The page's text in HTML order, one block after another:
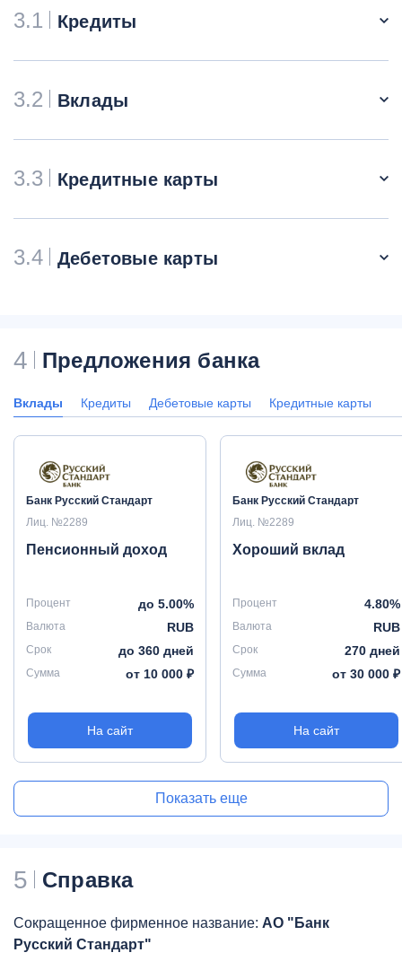
3.1 Кредиты
3.2 Вклады
3.3 Кредитные карты
3.4 Дебетовые карты
4 Предложения банка
Вклады Кредиты Дебетовые карты Кредитные карты
Банк Русский Стандарт
Лиц. №2289
Пенсионный доход
Процент до 5.00%
Валюта RUB
Срок до 360 дней
Сумма от 10 000 ₽
На сайт
Банк Русский Стандарт
Лиц. №2289
Хороший вклад
Процент 4.80%
Валюта RUB
Срок 270 дней
Сумма от 30 000 ₽
На сайт
Показать еще
5 Справка
Сокращенное фирменное название: АО "Банк
Русский Стандарт"